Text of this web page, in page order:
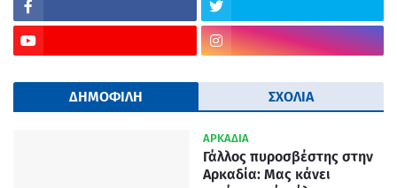
ΔΗΜΟΦΙΛΗ ΣΧΟΛΙΑ
ΑΡΚΑΔΙΑ
Γάλλος πυροσβέστης στην
Αρκαδία: Μας κάνει